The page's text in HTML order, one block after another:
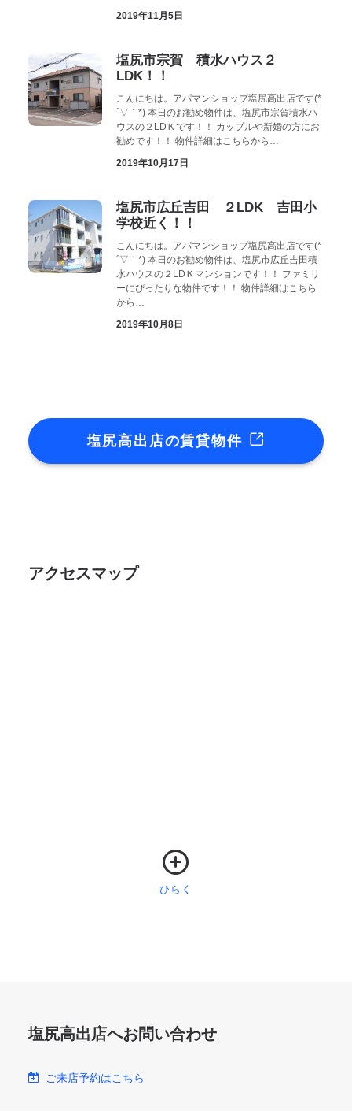
2019年11月5日
塩尻市宗賀 積水ハウス２
LDK！！
こんにちは。アパマンショップ塩尻高出店です(*
´▽｀*) 本日のお勧め物件は、塩尻市宗賀積水ハ
ウスの２LDＫです！！ カップルや新婚の方にお
勧めです！！ 物件詳細はこちらから…
2019年10月17日
塩尻市広丘吉田 ２LDK 吉田小
学校近く！！
こんにちは。アパマンショップ塩尻高出店です(*
´▽｀*) 本日のお勧め物件は、塩尻市広丘吉田積
水ハウスの２LDＫマンションです！！ ファミリ
ーにぴったりな物件です！！ 物件詳細はこちら
から…
2019年10月8日
塩尻高出店の賃貸物件
アクセスマップ
塩尻駅までの送迎も可能ですのでお気軽にお申し付けく
塩尻高出店へお問い合わせ
ご来店予約はこちら